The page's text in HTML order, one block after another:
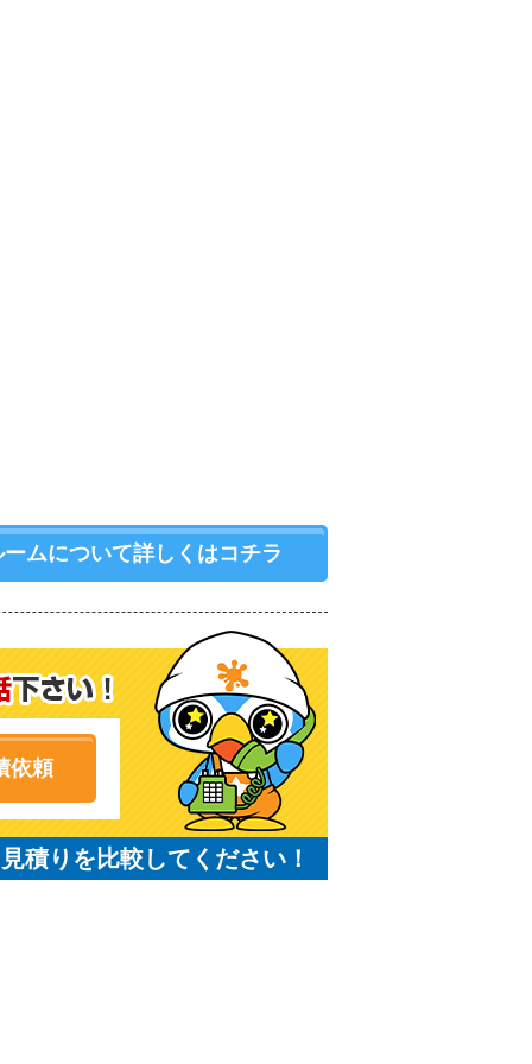
ムについて詳しくはコチラ
依頼
積りを比較してください！